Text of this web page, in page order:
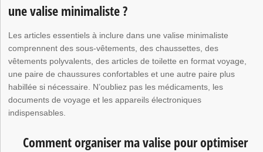
une valise minimaliste ?
Les articles essentiels à inclure dans une valise minimaliste
comprennent des sous-vêtements, des chaussettes, des
vêtements polyvalents, des articles de toilette en format voyage,
une paire de chaussures confortables et une autre paire plus
habillée si nécessaire. N’oubliez pas les médicaments, les
documents de voyage et les appareils électroniques
indispensables.
Comment organiser ma valise pour optimiser